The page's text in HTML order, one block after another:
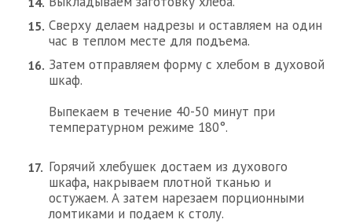
Сверху делаем надрезы и оставляем на один
час в теплом месте для подъема.
Затем отправляем форму с хлебом в духовой
шкаф.
Выпекаем в течение 40-50 минут при
температурном режиме 180°.
Горячий хлебушек достаем из духового
шкафа, накрываем плотной тканью и
остужаем. А затем нарезаем порционными
ломтиками и подаем к столу.